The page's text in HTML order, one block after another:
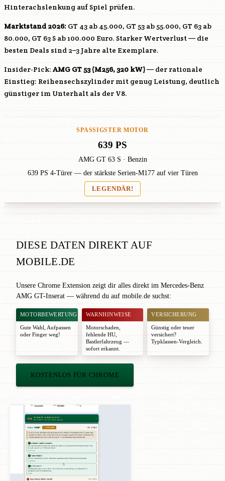
Hinterachslenkung auf Spiel prüfen.
Marktstand 2026: GT 43 ab 45.000, GT 53 ab 55.000, GT 63 ab
80.000, GT 63 S ab 100.000 Euro. Starker Wertverlust — die
besten Deals sind 2–3 Jahre alte Exemplare.
Insider-Pick: AMG GT 53 (M256, 320 kW)— der rationale
Einstieg: Reihensechszylinder mit genug Leistung, deutlich
günstiger im Unterhalt als der V8.
SPASSIGSTER MOTOR
639 PS
AMG GT 63 S · Benzin
639 PS 4-Türer — der stärkste Serien-M177 auf vier Türen
LEGENDÄR!
DIESE DATEN DIREKT AUF
MOBILE.DE
Unsere Chrome Extension zeigt dir alles direkt im Mercedes-Benz
AMG GT-Inserat — während du auf mobile.de suchst:
MOTORBEWERTUNG
Gute Wahl
Aufpassen
oder Finger weg!
WARNHINWEISE
Motorschaden,
fehlende HU,
Bastlerfahrzeug —
sofort erkannt.
VERSICHERUNG
Günstig oder teuer
versichert?
Typklassen-Vergleich.
KOSTENLOS FÜR CHROME